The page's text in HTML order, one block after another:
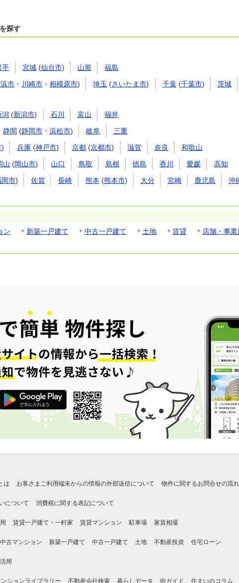
探す
手 宮城(仙台市) 山形 福島
市 ・ 川崎市 ・相模原市) 埼玉 (さいたま市) 千葉(千葉市)
茨城
潟 (新潟市) 石川 富山 福井
静岡 (静岡市 ・浜松市) 岐阜 三重
) 兵庫 (神戸市) 京都 (京都市) 滋賀 奈良 和歌山
山 (岡山市) 山口 鳥取 島根 徳島 香川 愛媛 高知
岡市) 佐賀 長崎 熊本 (熊本市) 大分 宮崎 鹿児島 沖
ン 新築一戸建て 中古一戸建て 土地 賃貸
店舗・事業
は お客さまご利用端末からの情報の外部送信について 物件に関するお問合せの流れ
について 消費税に関する表記について
賃貸一戸建て・一軒家 賃貸マンション 駐車場 家賃相場
中古マンション 新築一戸建て 中古一戸建て 土地 不動産投資 住宅ローン
用
ンションライブラリー 不動産会社検索 暮らしデータ 街ガイド 住まいのコラム